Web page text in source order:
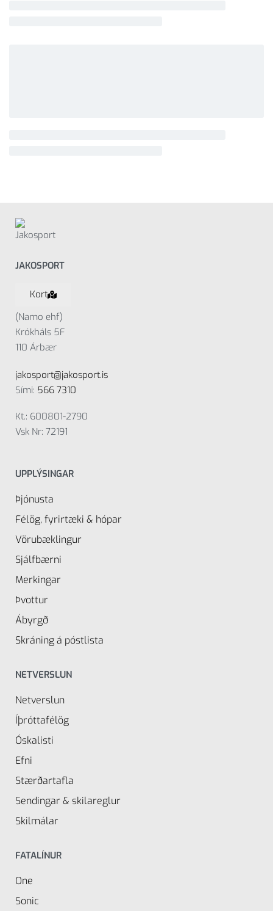
JAKOSPORT
Kort
(Namo ehf)
Krókháls 5F
110 Árbær
jakosport@jakosport.is
Sími: 566 7310
Kt.: 600801-2790
Vsk Nr: 72191
UPPLÝSINGAR
Þjónusta
Félög, fyrirtæki & hópar
Vörubæklingur
Sjálfbærni
Merkingar
Þvottur
Ábyrgð
Skráning á póstlista
NETVERSLUN
Netverslun
Íþróttafélög
Óskalisti
Efni
Stærðartafla
Sendingar & skilareglur
Skilmálar
FATALÍNUR
One
Sonic